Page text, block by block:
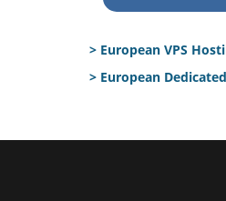
> European VPS
> European